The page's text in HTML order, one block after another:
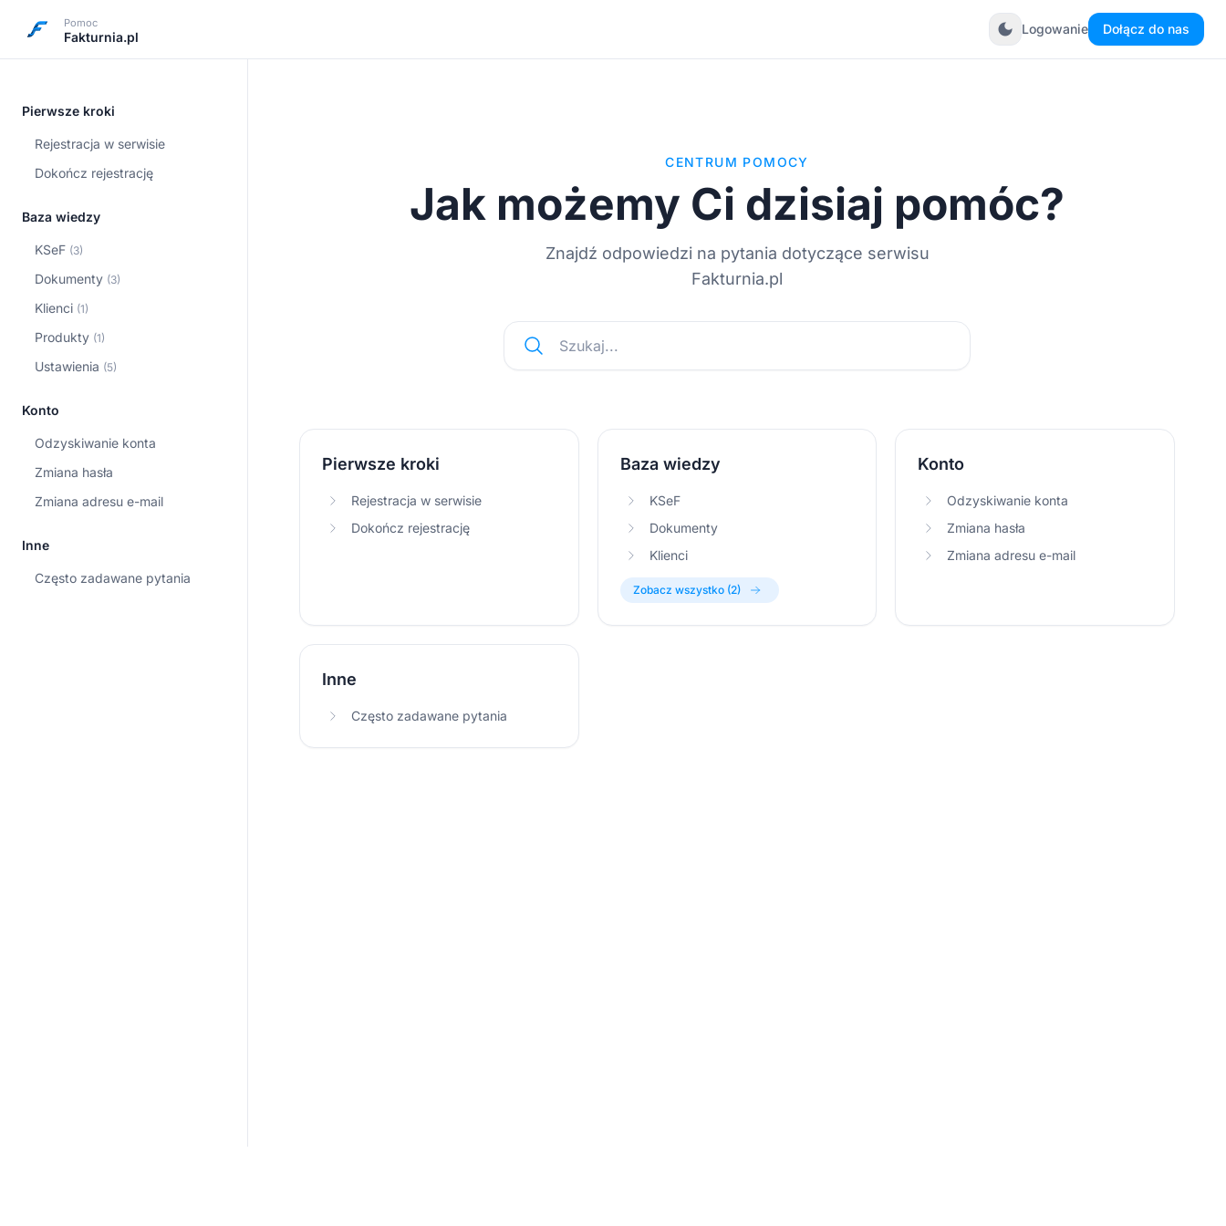
Pomoc
Fakturnia.pl dark_mode Logowanie Dołącz do nas
Pierwsze kroki
Rejestracja w serwisie
Dokończ rejestrację
Baza wiedzy
KSeF (3)
Dokumenty (3)
Klienci (1)
Produkty (1)
Ustawienia (5)
Konto
Odzyskiwanie konta
Zmiana hasła
Zmiana adresu e-mail
Inne
Często zadawane pytania
CENTRUM POMOCY
Jak możemy Ci dzisiaj pomóc?
Znajdź odpowiedzi na pytania dotyczące serwisu
Fakturnia.pl
Szukaj...
Pierwsze kroki
Rejestracja w serwisie
Dokończ rejestrację
Baza wiedzy
KSeF
Dokumenty
Klienci
Zobacz wszystko (2)
Konto
Odzyskiwanie konta
Zmiana hasła
Zmiana adresu e-mail
Inne
Często zadawane pytania